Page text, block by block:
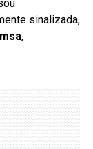
sinalizada,
,